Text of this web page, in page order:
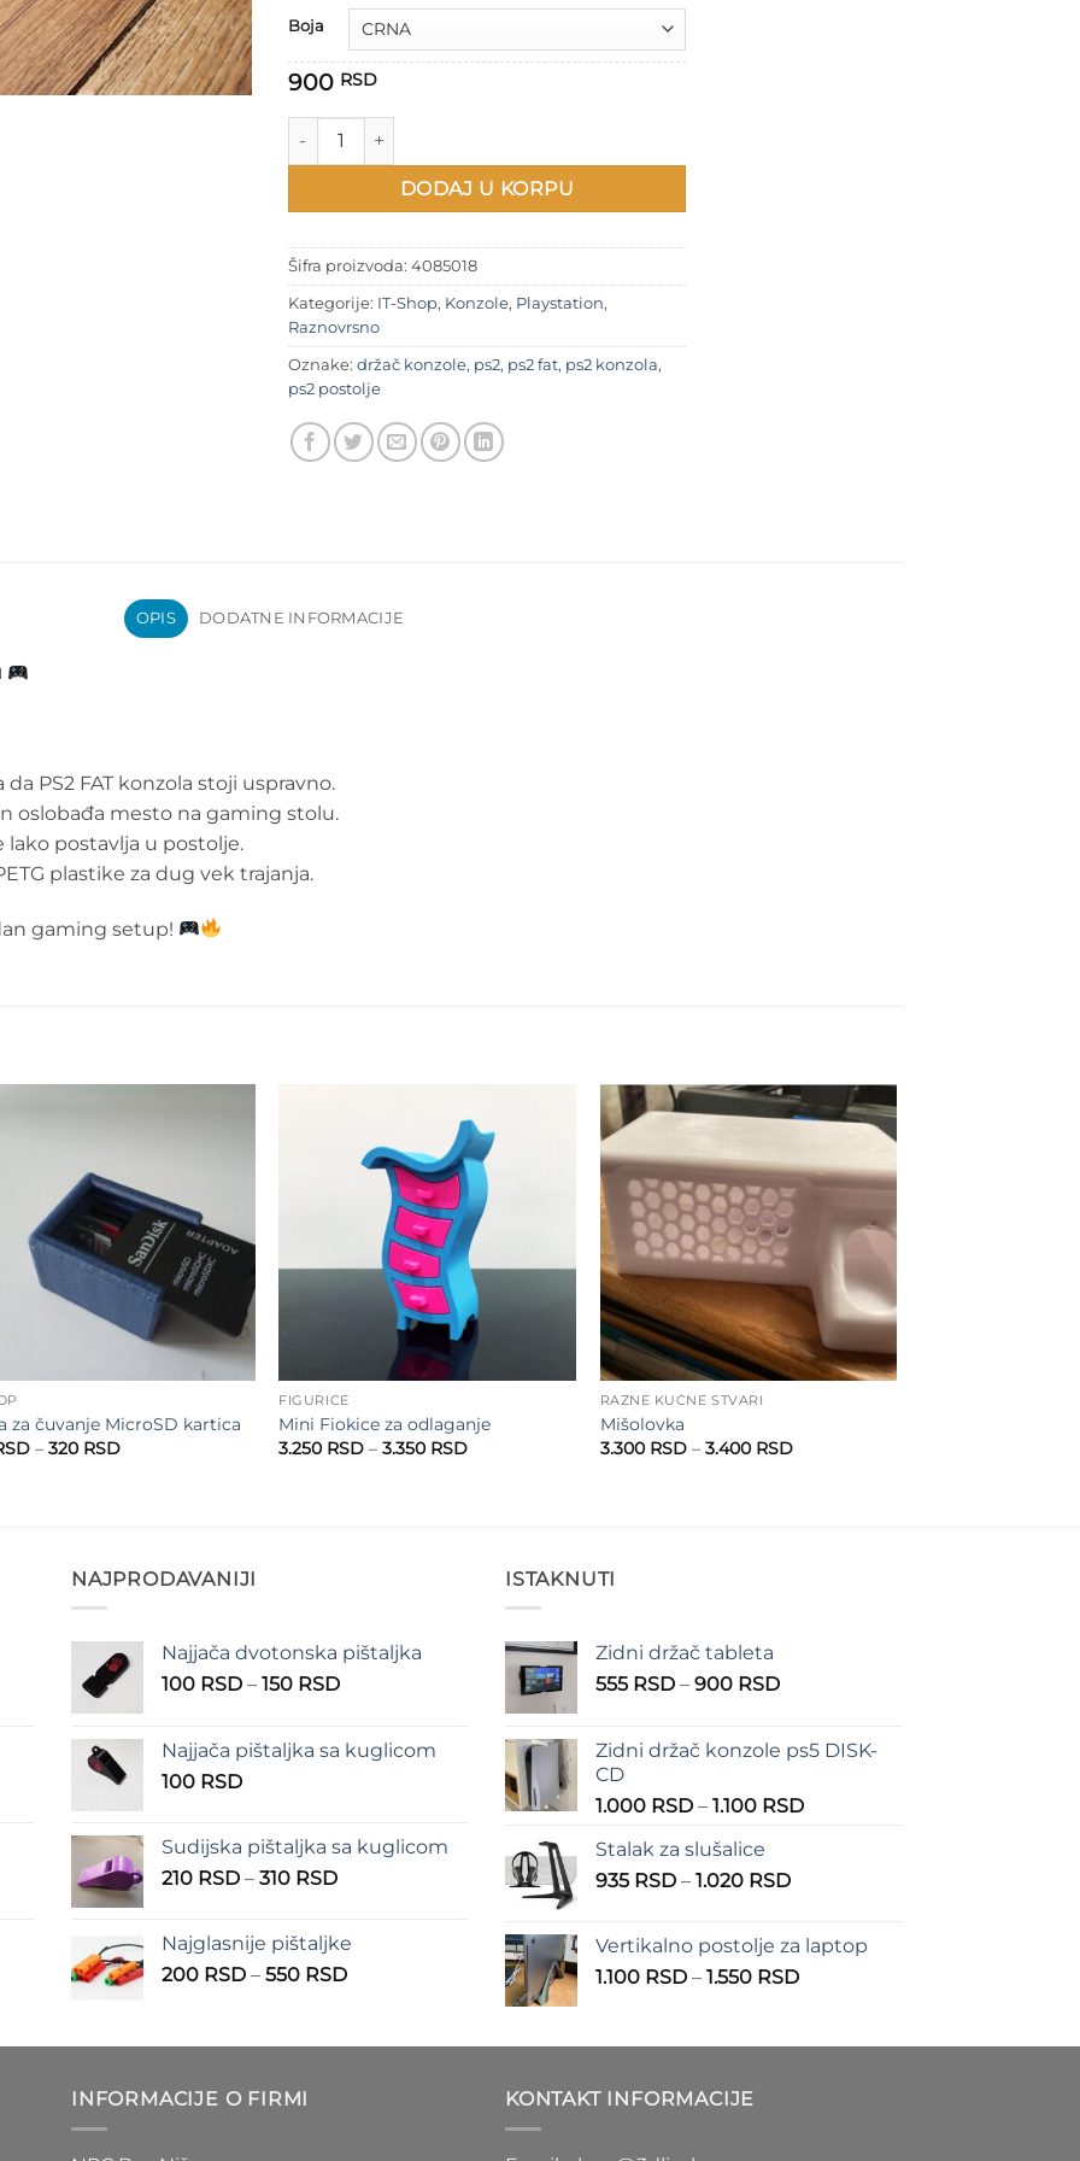
1.000 RSD
Boja
900 RSD
PS2 FAT vertikalno postolje za konzolu količina
DODAJ U KORPU
Šifra proizvoda: 4085018
Kategorije: IT-Shop, Konzole, Playstation,
Raznovrsno
Oznake: držač konzole, ps2, ps2 fat, ps2 konzola,
ps2 postolje
OPIS DODATNE INFORMACIJE
PS2 FAT konzola stoji uspravno.
oslobađa mesto na gaming stolu.
lako postavlja u postolje.
plastike za dug vek trajanja.
gaming setup!
za čuvanje MicroSD kartica
– 320 RSDRaspon
FIGURICE
Mini Fiokice za odlaganje
3.250 RSD – 3.350 RSDRaspon
wishlist
RAZNE KUĆNE STVARI
Mišolovka
3.300 RSD – 3.400 RSDRaspon
NAJPRODAVANIJI
Najjača dvotonska pištaljka
100 RSD – 150 RSDRaspon
100 RSD
Najjača pištaljka sa kuglicom
100 RSD
Sudijska pištaljka sa kuglicom
210 RSD – 310 RSDRaspon
210 RSD
do
Najglasnije pištaljke
200 RSD – 550 RSDRaspon
200 RSD
ISTAKNUTI
Zidni držač tableta
555 RSD – 900 RSDRaspon
555 RSD
900 RSD
Zidni držač konzole ps5 DISK-
CD
1.000 RSD – 1.100 RSDRaspon
Stalak za slušalice
935 RSD – 1.020 RSDRaspon
935 RSD
do
Vertikalno postolje za laptop
1.100 RSD – 1.550 RSDRaspon
1.100 RSD
INFORMACIJE O FIRMI KONTAKT INFORMACIJE